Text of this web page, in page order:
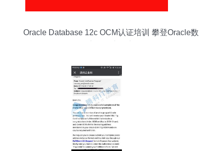
Oracle Database 12c OCM认证培训 攀登Oracle数